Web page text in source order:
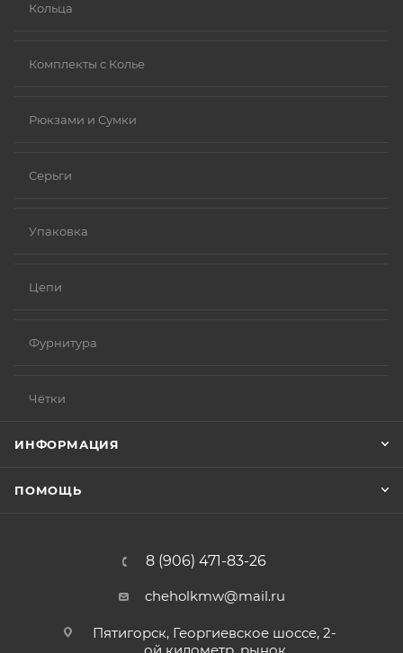
Кольца
Комплекты с Колье
Рюкзами и Сумки
Серьги
Упаковка
Цепи
Фурнитура
Чётки
ИНФОРМАЦИЯ
ПОМОЩЬ
8 (906) 471-83-26
cheholkmw@mail.ru
Пятигорск, Георгиевское шоссе, 2-